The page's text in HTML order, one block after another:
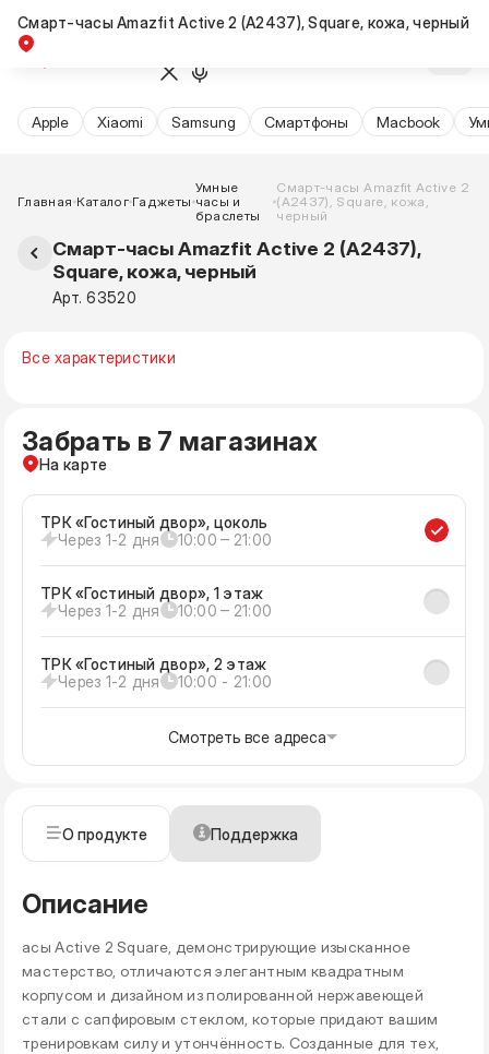
Apple Xiaomi Samsung Cмартфоны Macbook
Главная Каталог Гаджеты
Умные
часы и
браслеты
Смарт-часы Amazfit Active 2
(A2437), Square, кожа,
черный
Смарт-часы Amazfit Active 2 (A2437),
Square, кожа, черный
Арт. 63520
Все характеристики
Забрать в 7 магазинах
На карте
ТРК «Гостиный двор», цоколь
Через 1-2 дня
10:00 ‒ 21:00
ТРК «Гостиный двор», 1 этаж
Через 1-2 дня
10:00 ‒ 21:00
ТРК «Гостиный двор», 2 этаж
Через 1-2 дня
10:00 - 21:00
Смотреть все адреса
О продукте Поддержка
Описание
асы Active 2 Square, демонстрирующие изысканное
мастерство, отличаются элегантным квадратным
корпусом и дизайном из полированной нержавеющей
стали с сапфировым стеклом, которые придают вашим
тренировкам силу и утончённость. Созданные для тех,
Смарт-часы Amazfit Active 2 (A2437), Square, кожа, черный